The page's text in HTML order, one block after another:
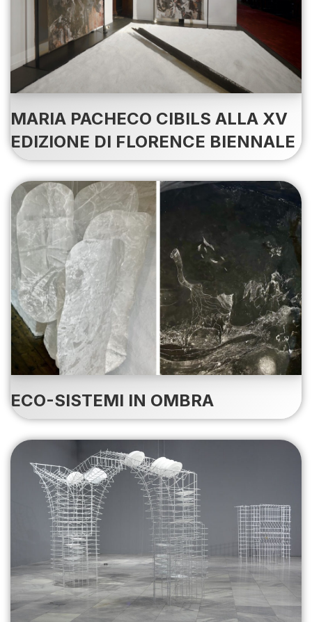
MARIA PACHECO CIBILS ALLA XV
EDIZIONE DI FLORENCE BIENNALE
ECO-SISTEMI IN OMBRA